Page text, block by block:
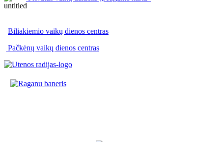
Biliakiemio vaikų dienos centras
Pačkėnų vaikų dienos centras